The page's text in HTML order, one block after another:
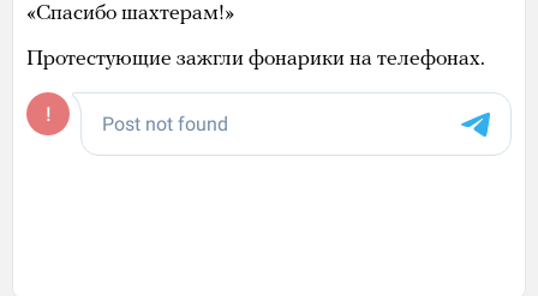
«Спасибо шахтерам!»
Протестующие зажгли фонарики на телефонах.